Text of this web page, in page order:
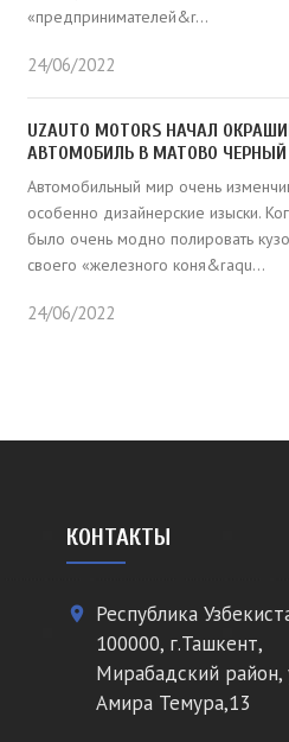
«предпринимателей&r...
24/06/2022
UZAUTO MOTORS НАЧАЛ
АВТОМОБИЛЬ В МАТОВО ЧЕРНЫЙ
Автомобильный мир очень
особенно дизайнерские изыски.
было очень модно полировать
своего «железного коня&raqu...
24/06/2022
КОНТАКТЫ
place
Республика
100000, г.Ташкент,
Мирабадский район,
Амира Темура,13